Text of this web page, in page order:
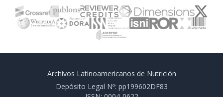
Archivos Latinoamericanos de Nutrición
Depósito Legal Nº: pp199602DF83